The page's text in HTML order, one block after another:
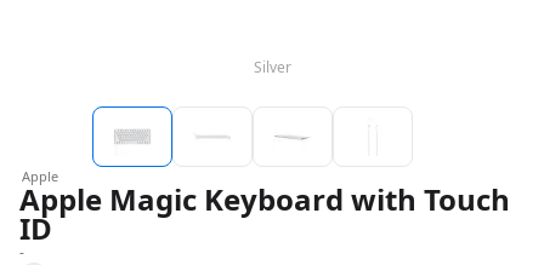
Silver
Apple
Apple Magic Keyboard with Touch
ID
-